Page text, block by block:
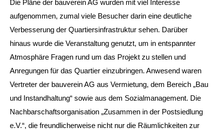
Die Pläne der bauverein AG wurden mit viel Interesse
aufgenommen, zumal viele Besucher darin eine deutliche
Verbesserung der Quartiersinfrastruktur sehen. Darüber
hinaus wurde die Veranstaltung genutzt, um in entspannter
Atmosphäre Fragen rund um das Projekt zu stellen und
Anregungen für das Quartier einzubringen. Anwesend waren
Vertreter der bauverein AG aus Vermietung, dem Bereich „Bau
und Instandhaltung“ sowie aus dem Sozialmanagement. Die
Nachbarschaftsorganisation „Zusammen in der Postsiedlung
e.V.“, die freundlicherweise nicht nur die Räumlichkeiten zur